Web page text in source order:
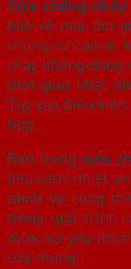
Cửa chống cháy
bảo vệ mái ấm
chung cư cao ốc
cháy không đáng
thời gian khác
Tùy vào điều
hợp.
Bên trong cửa
liệu cách nhiệt
nhiệt vô cùng
trong quá trình
được sự yêu
của chúng.